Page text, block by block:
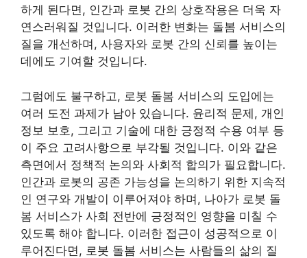
하게 된다면, 인간과 로봇 간의 상호작용은 더욱 자
연스러워질 것입니다. 이러한 변화는 돌봄 서비스의
질을 개선하며, 사용자와 로봇 간의 신뢰를 높이는
데에도 기여할 것입니다.
그럼에도 불구하고, 로봇 돌봄 서비스의 도입에는
여러 도전 과제가 남아 있습니다. 윤리적 문제, 개인
정보 보호, 그리고 기술에 대한 긍정적 수용 여부 등
이 주요 고려사항으로 부각될 것입니다. 이와 같은
측면에서 정책적 논의와 사회적 합의가 필요합니다.
인간과 로봇의 공존 가능성을 논의하기 위한 지속적
인 연구와 개발이 이루어져야 하며, 나아가 로봇 돌
봄 서비스가 사회 전반에 긍정적인 영향을 미칠 수
있도록 해야 합니다. 이러한 접근이 성공적으로 이
루어진다면, 로봇 돌봄 서비스는 사람들의 삶의 질